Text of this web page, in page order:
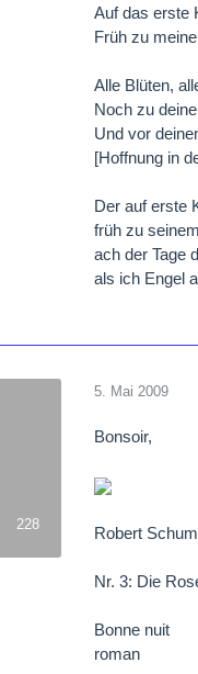
Auf das erste
Früh zu
Alle Blüten,
Noch zu
Und vor
[Hoffnung in
Der auf erste
früh zu
ach der Tage
als ich Engel
228
5. Mai 2009
Bonsoir,
Robert
Nr. 3: Die
Bonne nuit
roman